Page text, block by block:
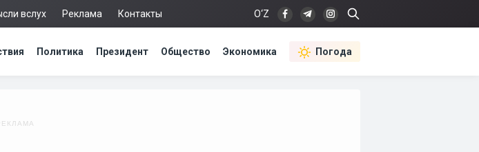
вслух Реклама Контакты O‘Z
Политика Президент Общество Экономика Погода